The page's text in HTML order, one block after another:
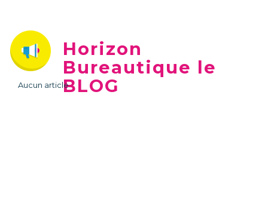
Horizon
Bureautique le
BLOG
Aucun article